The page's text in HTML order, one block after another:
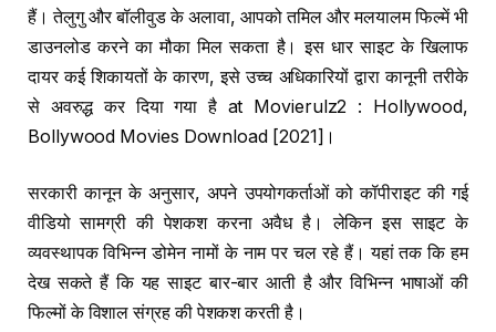
हैं। तेलुगु और बॉलीवुड के अलावा, आपको तमिल और मलयालम फिल्में भी
डाउनलोड करने का मौका मिल सकता है। इस धार साइट के खिलाफ
दायर कई शिकायतों के कारण, इसे उच्च अधिकारियों द्वारा कानूनी तरीके
से अवरुद्ध कर दिया गया है at Movierulz2 : Hollywood,
Bollywood Movies Download [2021]।
सरकारी कानून के अनुसार, अपने उपयोगकर्ताओं को कॉपीराइट की गई
वीडियो सामग्री की पेशकश करना अवैध है। लेकिन इस साइट के
व्यवस्थापक विभिन्न डोमेन नामों के नाम पर चल रहे हैं। यहां तक ​​कि हम
देख सकते हैं कि यह साइट बार-बार आती है और विभिन्न भाषाओं की
फिल्मों के विशाल संग्रह की पेशकश करती है।